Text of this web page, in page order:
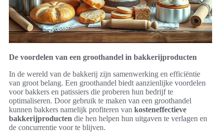
De voordelen van een groothandel in bakkerijproducten
In de wereld van de bakkerij zijn samenwerking en efficiëntie
van groot belang. Een groothandel biedt aanzienlijke voordelen
voor bakkers en patissiers die proberen hun bedrijf te
optimaliseren. Door gebruik te maken van een groothandel
kunnen bakkers namelijk profiteren van kosteneffectieve
bakkerijproducten die hen helpen hun uitgaven te verlagen en
de concurrentie voor te blijven.